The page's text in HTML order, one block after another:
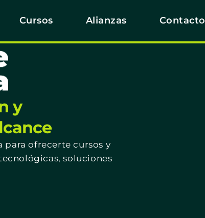
Cursos Alianzas Contacto
y
para ofrecerte cursos y
soluciones